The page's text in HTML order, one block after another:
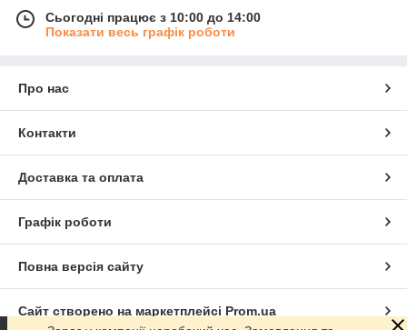
Сьогодні працює з 10:00 до 14:00
Показати весь графік роботи
Про нас
Контакти
Доставка та оплата
Графік роботи
Повна версія сайту
Сайт створено на маркетплейсі Prom.ua